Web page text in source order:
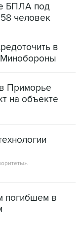
БПЛА под
человек
в
Минобороны
Приморье
на объекте
погибшем в